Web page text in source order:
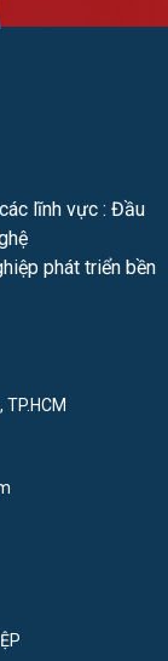
lĩnh vực : Đầu
phát triển bền